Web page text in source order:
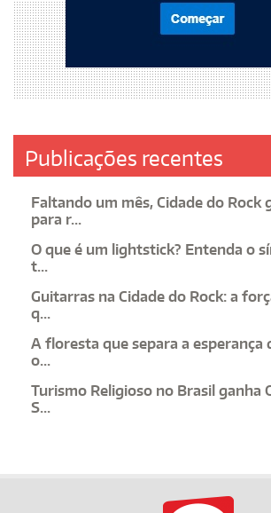
Publicações recentes
Faltando um mês, Cidade do Rock
para r...
O que é um lightstick? Entenda o
t...
Guitarras na Cidade do Rock: a
q...
A floresta que separa a esperança
o...
Turismo Religioso no Brasil ganha
S...